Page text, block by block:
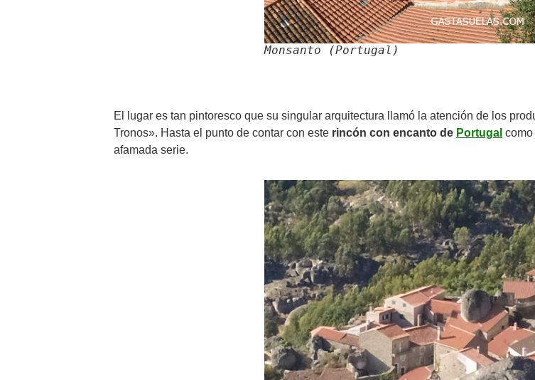
Monsanto (Portugal)
El lugar es tan pintoresco que su singular arquitectura llamó la atención de los
Tronos». Hasta el punto de contar con este rincón con encanto de Portugal
afamada serie.